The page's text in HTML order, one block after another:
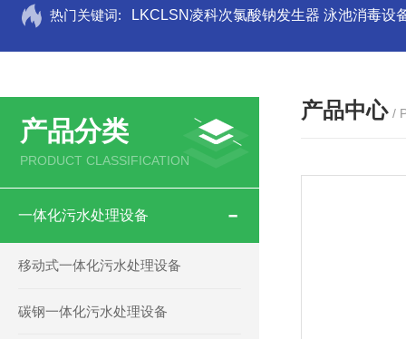
热门关键词: LKCLSN凌科次氯酸钠发生器 泳池消毒设
产品分类
PRODUCT CLASSIFICATION
一体化污水处理设备
移动式一体化污水处理设备
碳钢一体化污水处理设备
产品中心 /